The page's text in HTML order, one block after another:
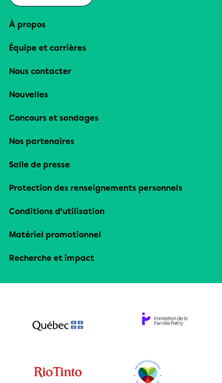
À propos
Équipe et carrières
Nous contacter
Nouvelles
Concours et sondages
Nos partenaires
Salle de presse
Protection des renseignements personnels
Conditions d’utilisation
Matériel promotionnel
Recherche et impact